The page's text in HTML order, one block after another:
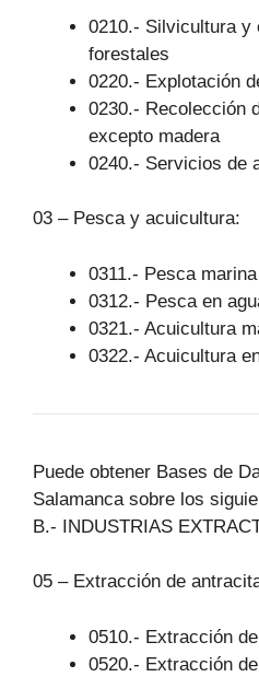
0210.- Silvicultura y
forestales
0220.- Explotación
0230.- Recolección
excepto madera
0240.- Servicios de
03 – Pesca y acuicultura:
0311.- Pesca marina
0312.- Pesca en
0321.- Acuicultura
0322.- Acuicultura
Puede obtener Bases de
Salamanca sobre los
B.- INDUSTRIAS
05 – Extracción de
0510.- Extracción
0520.- Extracción